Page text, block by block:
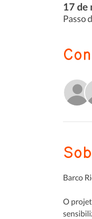
17 de
Passo
Barco
O